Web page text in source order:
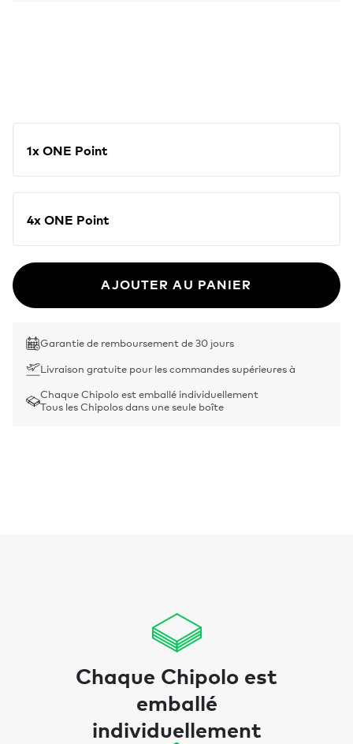
1x ONE Point
4x ONE Point
AJOUTER AU PANIER
Garantie de remboursement de 30 jours
Livraison gratuite pour les commandes supérieures à
Chaque Chipolo est emballé individuellement
Tous les Chipolos dans une seule boîte
Chaque Chipolo est
emballé
individuellement